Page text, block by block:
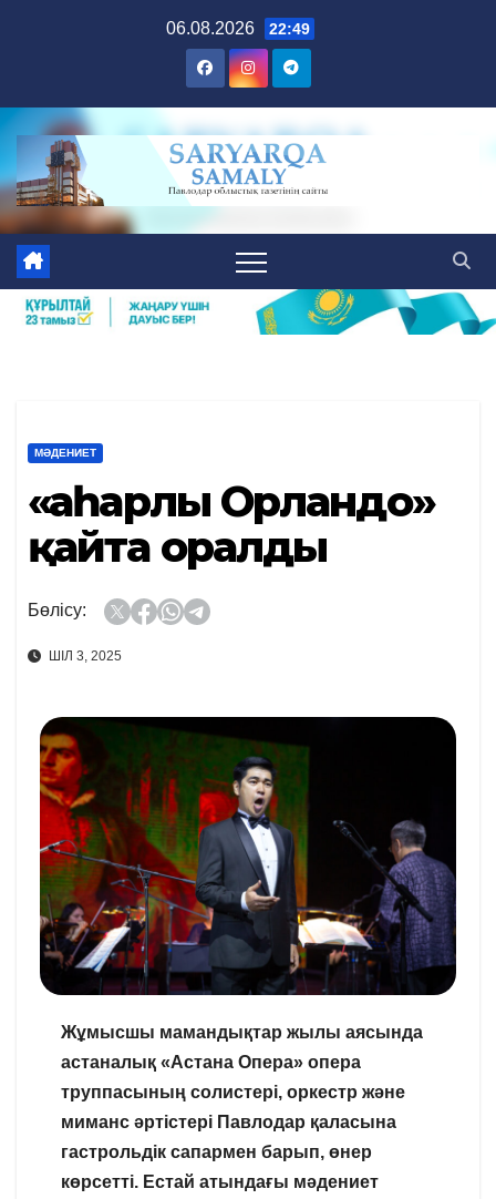
06.08.2026 22:49
МӘДЕНИЕТ
«Қаһарлы Орландо»
қайта оралды
Бөлісу:
ШІЛ 3, 2025
Жұмысшы мамандықтар жылы аясында
астаналық «Астана Опера» опера
труппасының солистері, оркестр және
миманс әртістері Павлодар қаласына
гастрольдік сапармен барып, өнер
көрсетті. Естай атындағы мәдениет